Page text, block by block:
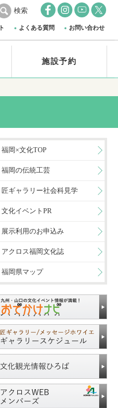
検索
よくある質問 お問い合わせ
施設予約
福岡×文化TOP
福岡の伝統工芸
匠ギャラリー社会科見学
文化イベントPR
展示利用のお申込み
アクロス福岡文化誌
福岡県マップ